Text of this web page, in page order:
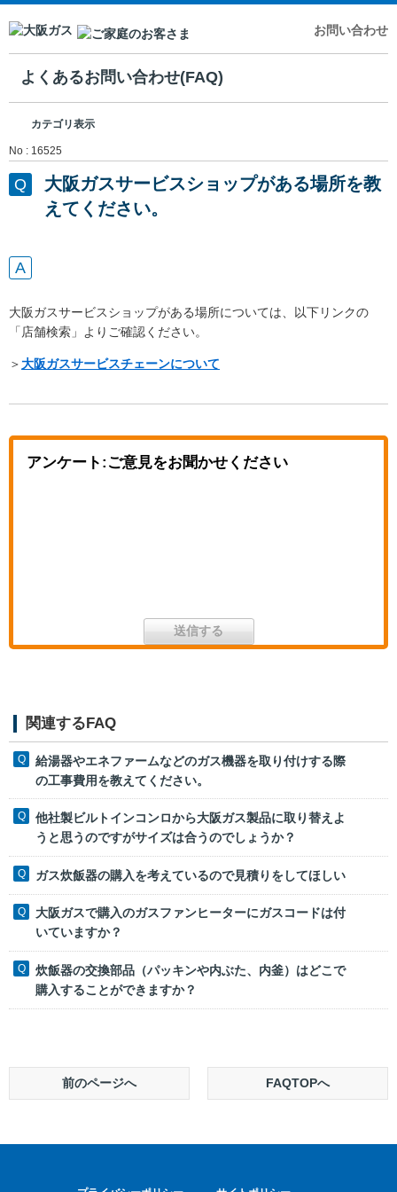
お問い合わせ
よくあるお問い合わせ(FAQ)
カテゴリ表示
No : 16525
大阪ガスサービスショップがある場所を教
えてください。
大阪ガスサービスショップがある場所については、以下リンクの
「店舗検索」よりご確認ください。
＞大阪ガスサービスチェーンについて
アンケート:ご意見をお聞かせください
関連するFAQ
給湯器やエネファームなどのガス機器を取り付けする際
の工事費用を教えてください。
他社製ビルトインコンロから大阪ガス製品に取り替えよ
うと思うのですがサイズは合うのでしょうか？
ガス炊飯器の購入を考えているので見積りをしてほしい
大阪ガスで購入のガスファンヒーターにガスコードは付
いていますか？
炊飯器の交換部品（パッキンや内ぶた、内釜）はどこで
購入することができますか？
前のページへ FAQTOPへ